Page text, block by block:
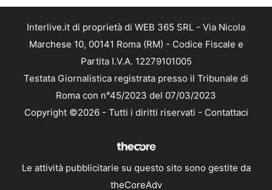
Interlive.it di proprietà di WEB 365 SRL - Via Nicola
Marchese 10, 00141 Roma (RM) - Codice Fiscale e
Partita I.V.A. 12279101005
Testata Giornalistica registrata presso il Tribunale di
Roma con n°45/2023 del 07/03/2023
Copyright ©2026 - Tutti i diritti riservati - Contattaci
Le attività pubblicitarie su questo sito sono gestite da
theCoreAdv